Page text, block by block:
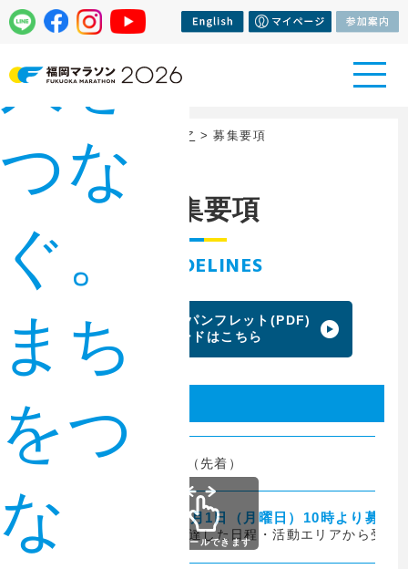
人を
つな
ぐ。
まち
をつ
な
ボランティア > 募集要項
募集要項
GUIDELINES
ボランティア募集パンフレット(PDF)
ダウンロードはこちら
募集定員 （先着）
2026年6月1日（月曜日）10時より募集
※定員に達した日程・活動エリアから受付
スクロールできます